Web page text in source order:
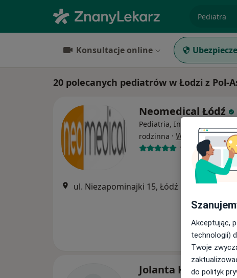
Konsultacje online
20 polecanych pediatrów w Łodzi z Pol-
Neomedical Łódź
Pediatria, Interna, Medycyna
rodzinna · Więcej
196 opinii
ul. Niezapominajki 15, Łódź Mapa
Jolanta
Akceptując,
technologii)
Twoje
do polityk